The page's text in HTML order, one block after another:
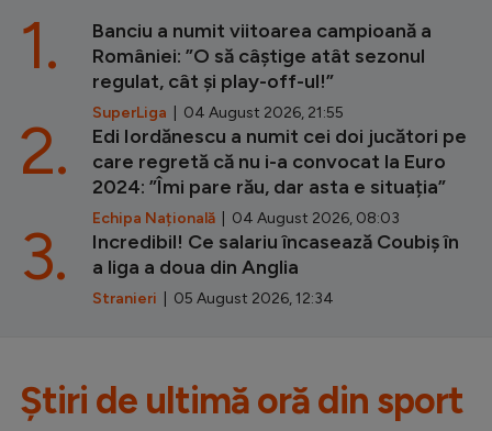
Banciu a numit viitoarea campioană a
României: ”O să câștige atât sezonul
regulat, cât și play-off-ul!”
SuperLiga | 04 August 2026, 21:55
1.
Edi Iordănescu a numit cei doi jucători pe
care regretă că nu i-a convocat la Euro
2024: ”Îmi pare rău, dar asta e situația”
Echipa Națională | 04 August 2026, 08:03
2.
Incredibil! Ce salariu încasează Coubiș în
a liga a doua din Anglia
Stranieri | 05 August 2026, 12:34
3.
Știri de ultimă oră din sport